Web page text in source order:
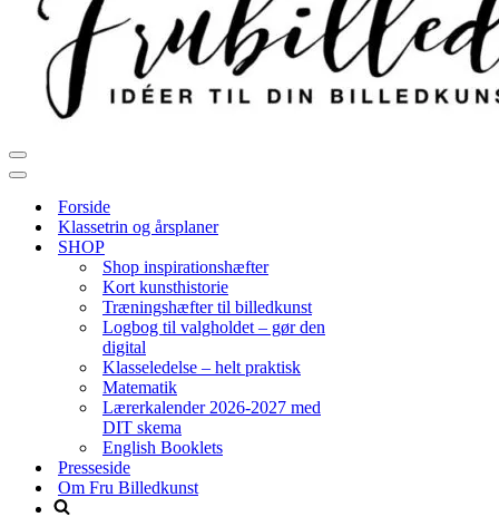
Navigation
menu
Navigation
Forside
Klassetrin og årsplaner
SHOP
Shop inspirationshæfter
Kort kunsthistorie
Træningshæfter til billedkunst
Logbog til valgholdet – gør den
digital
Klasseledelse – helt praktisk
Matematik
Lærerkalender 2026-2027 med
DIT skema
English Booklets
Presseside
Om Fru Billedkunst